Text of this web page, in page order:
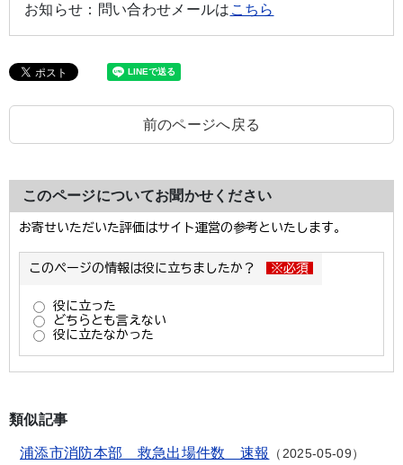
お知らせ： 問い合わせメールは こちら
前のページへ戻る
このページについてお聞かせください
類似記事
浦添市消防本部 救急出場件数 速報 2025-05-09